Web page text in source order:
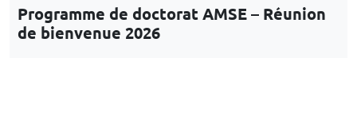
Programme de doctorat AMSE – Réunion
de bienvenue 2026